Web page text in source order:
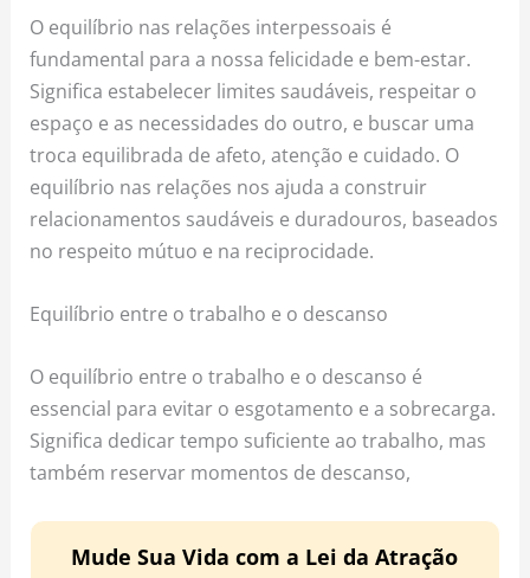
O equilíbrio nas relações interpessoais é
fundamental para a nossa felicidade e bem-estar.
Significa estabelecer limites saudáveis, respeitar o
espaço e as necessidades do outro, e buscar uma
troca equilibrada de afeto, atenção e cuidado. O
equilíbrio nas relações nos ajuda a construir
relacionamentos saudáveis e duradouros, baseados
no respeito mútuo e na reciprocidade.
Equilíbrio entre o trabalho e o descanso
O equilíbrio entre o trabalho e o descanso é
essencial para evitar o esgotamento e a sobrecarga.
Significa dedicar tempo suficiente ao trabalho, mas
também reservar momentos de descanso,
Mude Sua Vida com a Lei da Atração